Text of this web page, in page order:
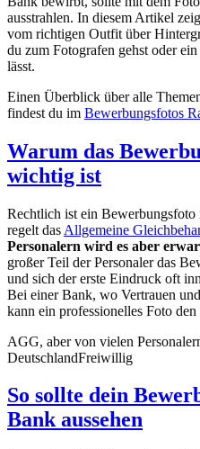
ausstrahlen. In diesem Artikel
vom richtigen Outfit über
du zum Fotografen gehst oder ein
lässt.
Einen Überblick über alle
findest du im Bewerbungsfotos
Warum das
wichtig ist
Rechtlich ist ein Bewerbungsfoto
regelt das Allgemeine
Personalern wird es aber
großer Teil der Personaler das
und sich der erste Eindruck oft
Bei einer Bank, wo Vertrauen
kann ein professionelles Foto
AGG, aber von vielen
DeutschlandFreiwillig
So sollte dein
Bank aussehen